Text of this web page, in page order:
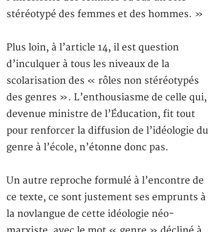
stéréotypé des femmes et des hommes. »
Plus loin, à l’article 14, il est question
d’inculquer à tous les niveaux de la
scolarisation des « rôles non stéréotypés
des genres ». L’enthousiasme de celle qui,
devenue ministre de l’Éducation, fit tout
pour renforcer la diffusion de l’idéologie du
genre à l’école, n’étonne donc pas.
Un autre reproche formulé à l’encontre de
ce texte, ce sont justement ses emprunts à
la novlangue de cette idéologie néo-